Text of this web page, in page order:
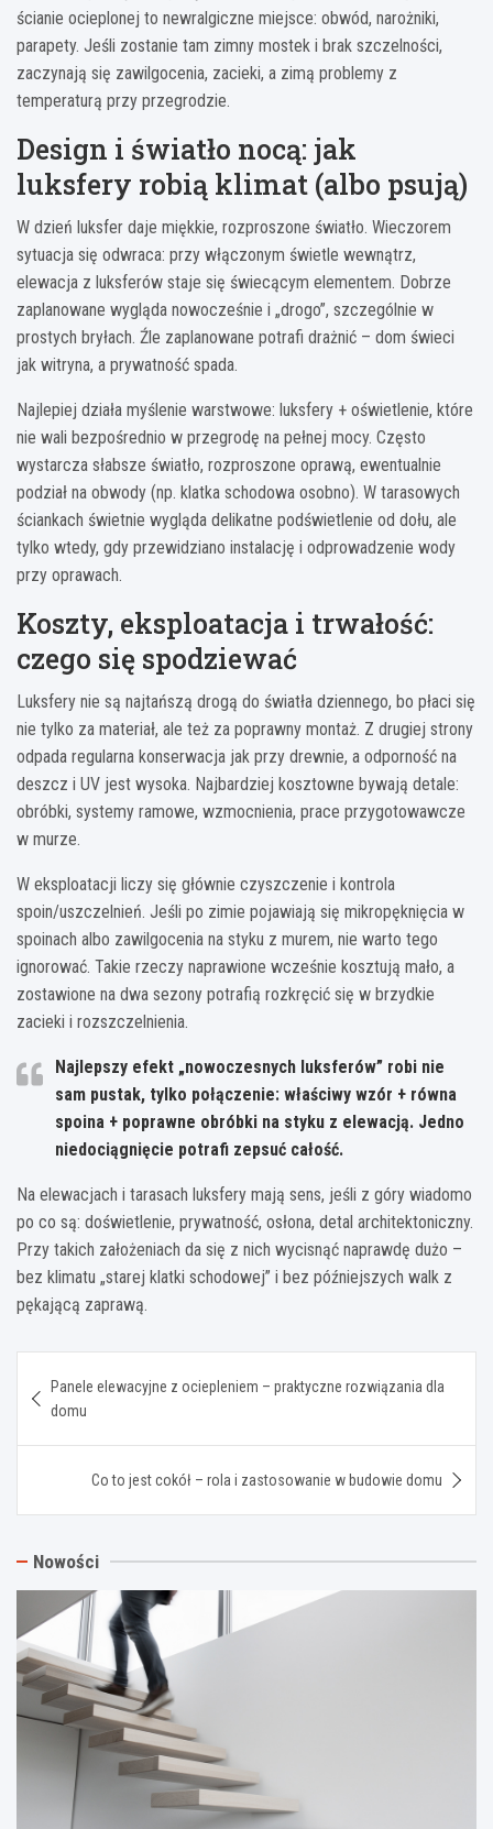
ścianie ocieplonej to newralgiczne miejsce: obwód, narożniki,
parapety. Jeśli zostanie tam zimny mostek i brak szczelności,
zaczynają się zawilgocenia, zacieki, a zimą problemy z
temperaturą przy przegrodzie.
Design i światło nocą: jak
luksfery robią klimat (albo psują)
W dzień luksfer daje miękkie, rozproszone światło. Wieczorem
sytuacja się odwraca: przy włączonym świetle wewnątrz,
elewacja z luksferów staje się świecącym elementem. Dobrze
zaplanowane wygląda nowocześnie i „drogo”, szczególnie w
prostych bryłach. Źle zaplanowane potrafi drażnić – dom świeci
jak witryna, a prywatność spada.
Najlepiej działa myślenie warstwowe: luksfery + oświetlenie, które
nie wali bezpośrednio w przegrodę na pełnej mocy. Często
wystarcza słabsze światło, rozproszone oprawą, ewentualnie
podział na obwody (np. klatka schodowa osobno). W tarasowych
ściankach świetnie wygląda delikatne podświetlenie od dołu, ale
tylko wtedy, gdy przewidziano instalację i odprowadzenie wody
przy oprawach.
Koszty, eksploatacja i trwałość:
czego się spodziewać
Luksfery nie są najtańszą drogą do światła dziennego, bo płaci się
nie tylko za materiał, ale też za poprawny montaż. Z drugiej strony
odpada regularna konserwacja jak przy drewnie, a odporność na
deszcz i UV jest wysoka. Najbardziej kosztowne bywają detale:
obróbki, systemy ramowe, wzmocnienia, prace przygotowawcze
w murze.
W eksploatacji liczy się głównie czyszczenie i kontrola
spoin/uszczelnień. Jeśli po zimie pojawiają się mikropęknięcia w
spoinach albo zawilgocenia na styku z murem, nie warto tego
ignorować. Takie rzeczy naprawione wcześnie kosztują mało, a
zostawione na dwa sezony potrafią rozkręcić się w brzydkie
zacieki i rozszczelnienia.
Najlepszy efekt „nowoczesnych luksferów” robi nie
sam pustak, tylko połączenie: właściwy wzór + równa
spoina + poprawne obróbki na styku z elewacją. Jedno
niedociągnięcie potrafi zepsuć całość.
Na elewacjach i tarasach luksfery mają sens, jeśli z góry wiadomo
po co są: doświetlenie, prywatność, osłona, detal architektoniczny.
Przy takich założeniach da się z nich wycisnąć naprawdę dużo –
bez klimatu „starej klatki schodowej” i bez późniejszych walk z
pękającą zaprawą.
wpisu
Panele elewacyjne z ociepleniem – praktyczne rozwiązania dla
domu
Co to jest cokół – rola i zastosowanie w budowie domu
Nowości